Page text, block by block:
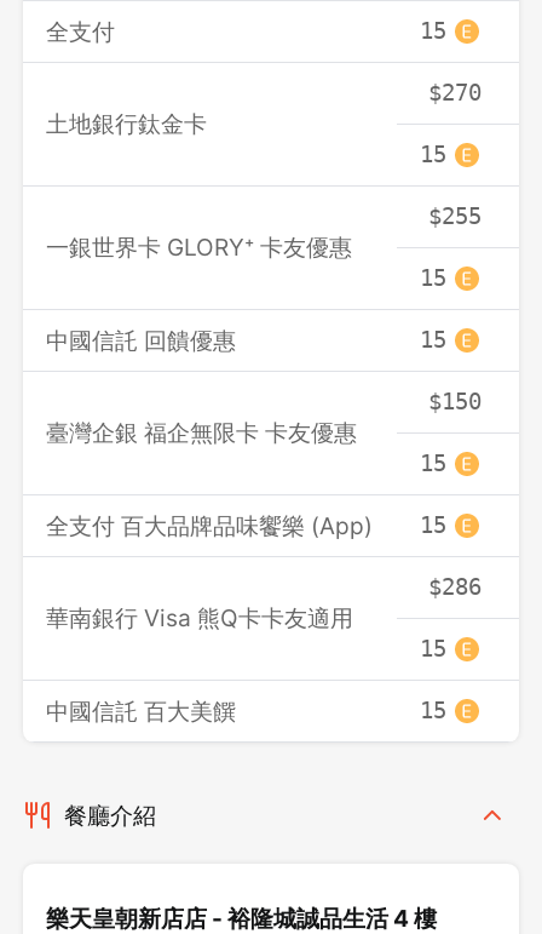
全支付 15
土地銀行鈦金卡
$270
15
一銀世界卡 GLORY⁺ 卡友優惠
$255
15
中國信託 回饋優惠 15
臺灣企銀 福企無限卡 卡友優惠
$150
15
全支付 百大品牌品味饗樂 (App) 15
華南銀行 Visa 熊Q卡卡友適用
$286
15
中國信託 百大美饌 15
餐廳介紹
樂天皇朝新店店 - 裕隆城誠品生活 4 樓